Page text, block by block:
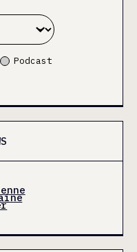
Podcast